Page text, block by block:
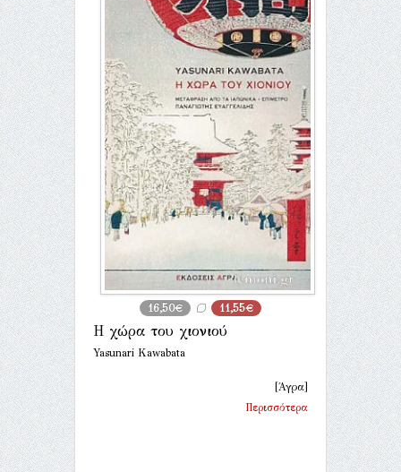
16,50€ 11,55€
Η χώρα του χιονιού
Yasunari Kawabata
[Άγρα]
Περισσότερα